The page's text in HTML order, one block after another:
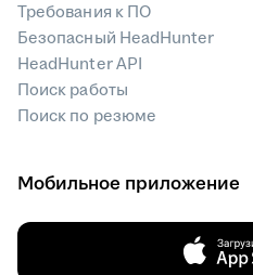
Требования к ПО
Безопасный HeadHunter
HeadHunter API
Поиск работы
Поиск по резюме
Мобильное приложение